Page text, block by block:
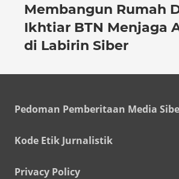
Membangun Rumah
Ikhtiar BTN Menjaga
di Labirin Siber
Pedoman Pemberitaan Media
Kode Etik Jurnalistik
Privacy Policy